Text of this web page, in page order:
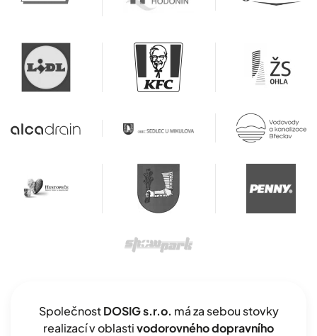
SpolečnostDOSIG s.r.o. má za sebou stovky
realizací v oblastivodorovného dopravního